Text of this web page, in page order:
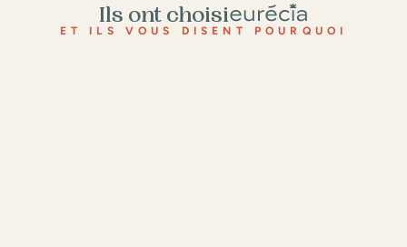
Ils ont choisi
ET ILS VOUS DISENT POURQUOI